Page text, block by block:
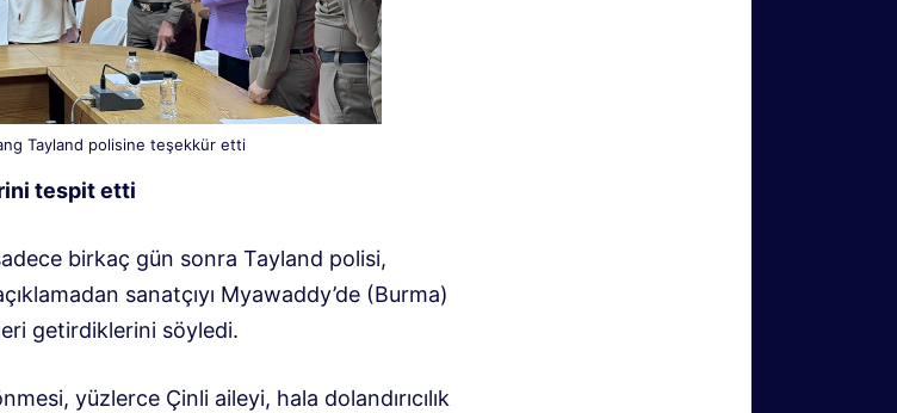
Tayland polisine teşekkür etti
tespit etti
birkaç gün sonra Tayland polisi,
sanatçıyı Myawaddy’de (Burma)
getirdiklerini söyledi.
yüzlerce Çinli aileyi, hala dolandırıcılık